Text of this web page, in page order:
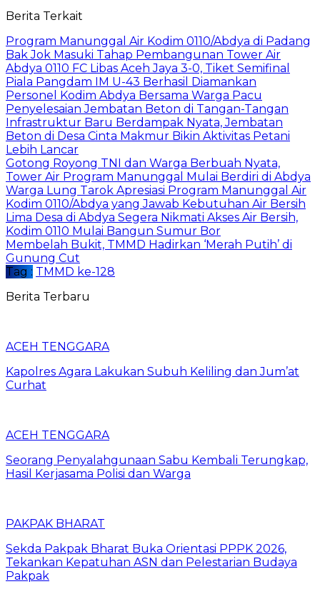
Berita Terkait
Program Manunggal Air Kodim 0110/Abdya di Padang
Bak Jok Masuki Tahap Pembangunan Tower Air
Abdya 0110 FC Libas Aceh Jaya 3-0, Tiket Semifinal
Piala Pangdam IM U-43 Berhasil Diamankan
Personel Kodim Abdya Bersama Warga Pacu
Penyelesaian Jembatan Beton di Tangan-Tangan
Infrastruktur Baru Berdampak Nyata, Jembatan
Beton di Desa Cinta Makmur Bikin Aktivitas Petani
Lebih Lancar
Gotong Royong TNI dan Warga Berbuah Nyata,
Tower Air Program Manunggal Mulai Berdiri di Abdya
Warga Lung Tarok Apresiasi Program Manunggal Air
Kodim 0110/Abdya yang Jawab Kebutuhan Air Bersih
Lima Desa di Abdya Segera Nikmati Akses Air Bersih,
Kodim 0110 Mulai Bangun Sumur Bor
Membelah Bukit, TMMD Hadirkan ‘Merah Putih’ di
Gunung Cut
Tag : TMMD ke-128
Berita Terbaru
ACEH TENGGARA
Kapolres Agara Lakukan Subuh Keliling dan Jum’at
Curhat
ACEH TENGGARA
Seorang Penyalahgunaan Sabu Kembali Terungkap,
Hasil Kerjasama Polisi dan Warga
PAKPAK BHARAT
Sekda Pakpak Bharat Buka Orientasi PPPK 2026,
Tekankan Kepatuhan ASN dan Pelestarian Budaya
Pakpak